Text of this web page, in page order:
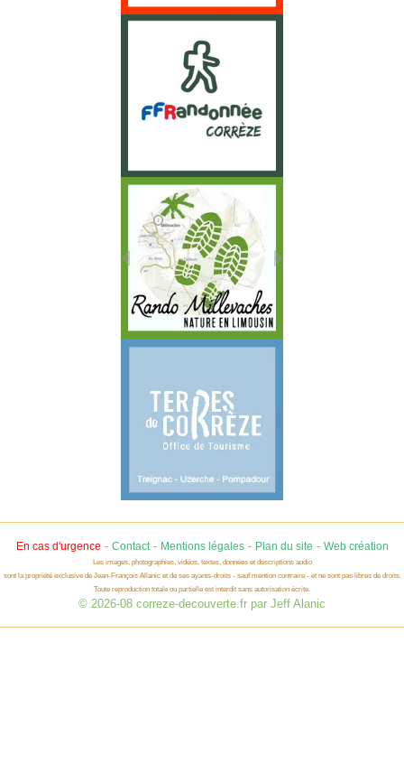
En cas d'urgence - Contact- Mentions légales- Plan du site - Web création
Les images, photographies, vidéos, textes, données et descriptions audio
sont la propriété exclusive de Jean-François Allanic et de ses ayants-droits - sauf mention contraire - et ne sont pas libres de droits.
Toute reproduction totale ou partielle est interdit sans autorisation écrite.
© 2026-08 correze-decouverte.fr par Jeff Alanic